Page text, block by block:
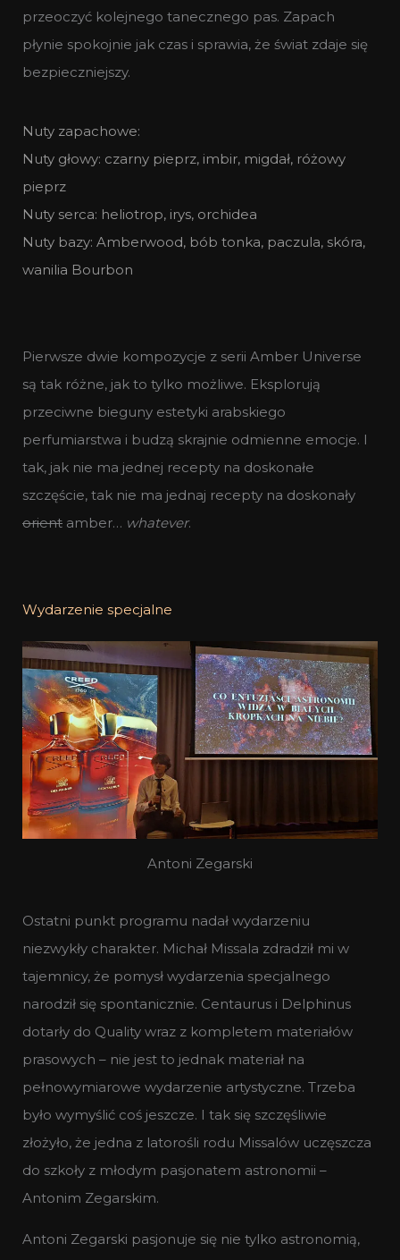
przeoczyć kolejnego tanecznego pas. Zapach
płynie spokojnie jak czas i sprawia, że świat zdaje się
bezpieczniejszy.
Nuty zapachowe:
Nuty głowy: czarny pieprz, imbir, migdał, różowy
pieprz
Nuty serca: heliotrop, irys, orchidea
Nuty bazy: Amberwood, bób tonka, paczula, skóra,
wanilia Bourbon
Pierwsze dwie kompozycje z serii Amber Universe
są tak różne, jak to tylko możliwe. Eksplorują
przeciwne bieguny estetyki arabskiego
perfumiarstwa i budzą skrajnie odmienne emocje. I
tak, jak nie ma jednej recepty na doskonałe
szczęście, tak nie ma jednaj recepty na doskonały
orient amber… whatever.
Wydarzenie specjalne
Antoni Zegarski
Ostatni punkt programu nadał wydarzeniu
niezwykły charakter. Michał Missala zdradził mi w
tajemnicy, że pomysł wydarzenia specjalnego
narodził się spontanicznie. Centaurus i Delphinus
dotarły do Quality wraz z kompletem materiałów
prasowych – nie jest to jednak materiał na
pełnowymiarowe wydarzenie artystyczne. Trzeba
było wymyślić coś jeszcze. I tak się szczęśliwie
złożyło, że jedna z latorośli rodu Missalów uczęszcza
do szkoły z młodym pasjonatem astronomii –
Antonim Zegarskim.
Antoni Zegarski pasjonuje się nie tylko astronomią,